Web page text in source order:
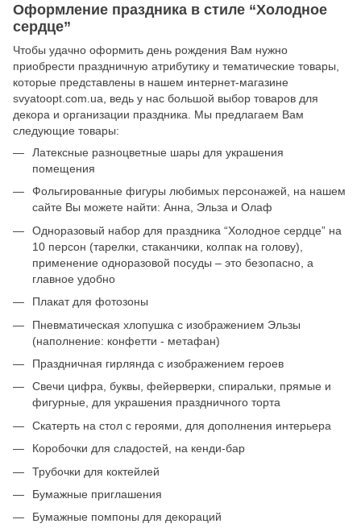
Оформление праздника в стиле “Холодное
сердце”
Чтобы удачно оформить день рождения Вам нужно
приобрести праздничную атрибутику и тематические товары,
которые представлены в нашем интернет-магазине
svyatoopt.com.ua, ведь у нас большой выбор товаров для
декора и организации праздника. Мы предлагаем Вам
следующие товары:
Латексные разноцветные шары для украшения
помещения
Фольгированные фигуры любимых персонажей, на нашем
сайте Вы можете найти: Анна, Эльза и Олаф
Одноразовый набор для праздника “Холодное сердце” на
10 персон (тарелки, стаканчики, колпак на голову),
применение одноразовой посуды – это безопасно, а
главное удобно
Плакат для фотозоны
Пневматическая хлопушка с изображением Эльзы
(наполнение: конфетти - метафан)
Праздничная гирлянда с изображением героев
Свечи цифра, буквы, фейерверки, спиральки, прямые и
фигурные, для украшения праздничного торта
Скатерть на стол с героями, для дополнения интерьера
Коробочки для сладостей, на кенди-бар
Трубочки для коктейлей
Бумажные приглашения
Бумажные помпоны для декораций